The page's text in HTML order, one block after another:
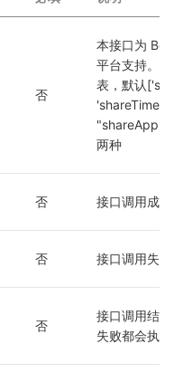
否
本接口为
平台支持。
表，默认
两种
否 接口调用成
否 接口调用失
否
接口调用结
失败都会执